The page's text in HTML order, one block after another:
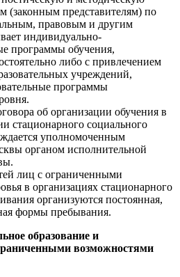
(законным представителям) по
правовым и другим
индивидуально-
программы обучения,
либо с привлечением
учреждений,
программы
об организации обучения в
стационарного социального
уполномоченным
органом исполнительной
лиц с ограниченными
в организациях стационарного
организуются постоянная,
формы пребывания.
образование и
возможностями